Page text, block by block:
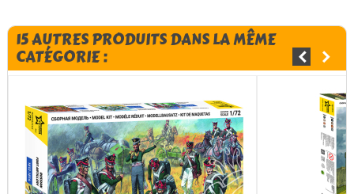
15 AUTRES PRODUITS DANS LA MÊME
CATÉGORIE :